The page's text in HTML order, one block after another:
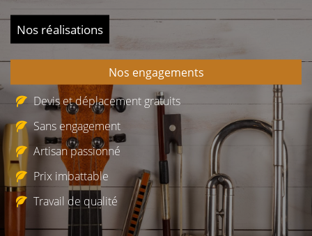
Nos réalisations
Nos engagements
Devis et déplacement gratuits
Sans engagement
Artisan passionné
Prix imbattable
Travail de qualité